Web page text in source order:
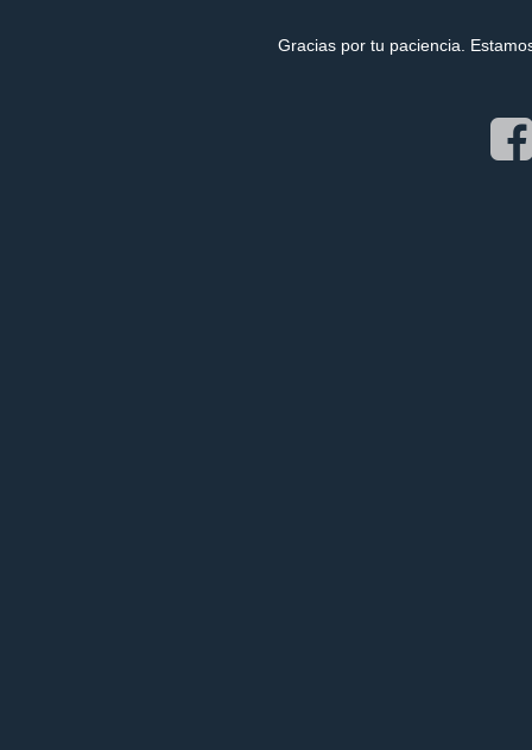
Gracias por tu paciencia.